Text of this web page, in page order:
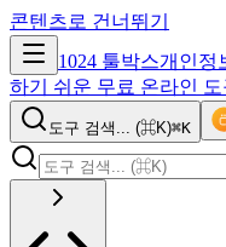
콘텐츠로 건너뛰기
1024 툴박스개인정
하기 쉬운 무료 온라인
도구 검색... (⌘K)⌘K